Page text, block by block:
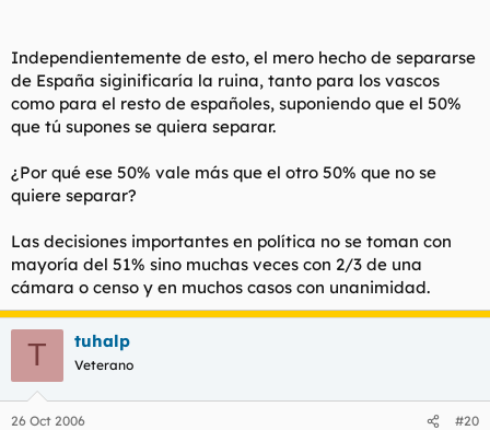
Independientemente de esto, el mero hecho de separarse
de España siginificaría la ruina, tanto para los vascos
como para el resto de españoles, suponiendo que el 50%
que tú supones se quiera separar.
¿Por qué ese 50% vale más que el otro 50% que no se
quiere separar?
Las decisiones importantes en política no se toman con
mayoría del 51% sino muchas veces con 2/3 de una
cámara o censo y en muchos casos con unanimidad.
T tuhalp
Veterano
26 Oct 2006 #20